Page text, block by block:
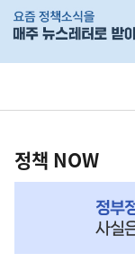
단
배
영
책
NOW,
정책 NOW